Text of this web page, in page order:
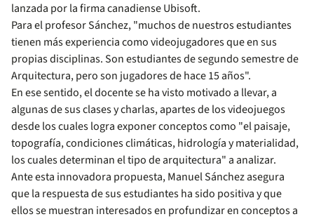
lanzada por la firma canadiense Ubisoft.
Para el profesor Sánchez, "muchos de nuestros estudiantes
tienen más experiencia como videojugadores que en sus
propias disciplinas. Son estudiantes de segundo semestre de
Arquitectura, pero son jugadores de hace 15 años".
En ese sentido, el docente se ha visto motivado a llevar, a
algunas de sus clases y charlas, apartes de los videojuegos
desde los cuales logra exponer conceptos como "el paisaje,
topografía, condiciones climáticas, hidrología y materialidad,
los cuales determinan el tipo de arquitectura" a analizar.
Ante esta innovadora propuesta, Manuel Sánchez asegura
que la respuesta de sus estudiantes ha sido positiva y que
ellos se muestran interesados en profundizar en conceptos a